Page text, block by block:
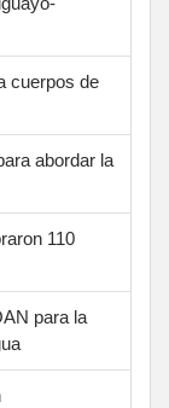
cuerpos de
abordar la
110
para la